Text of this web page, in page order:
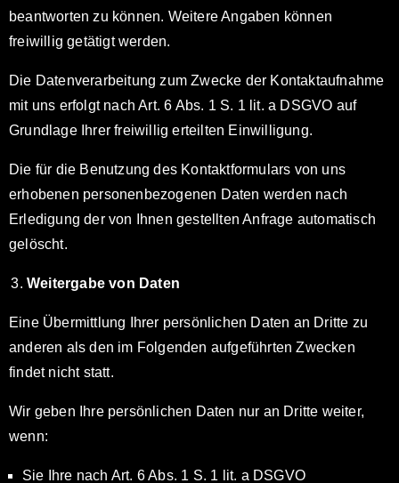
beantworten zu können. Weitere Angaben können
freiwillig getätigt werden.
Die Datenverarbeitung zum Zwecke der Kontaktaufnahme
mit uns erfolgt nach Art. 6 Abs. 1 S. 1 lit. a DSGVO auf
Grundlage Ihrer freiwillig erteilten Einwilligung.
Die für die Benutzung des Kontaktformulars von uns
erhobenen personenbezogenen Daten werden nach
Erledigung der von Ihnen gestellten Anfrage automatisch
gelöscht.
Weitergabe von Daten
Eine Übermittlung Ihrer persönlichen Daten an Dritte zu
anderen als den im Folgenden aufgeführten Zwecken
findet nicht statt.
Wir geben Ihre persönlichen Daten nur an Dritte weiter,
wenn:
Sie Ihre nach Art. 6 Abs. 1 S. 1 lit. a DSGVO